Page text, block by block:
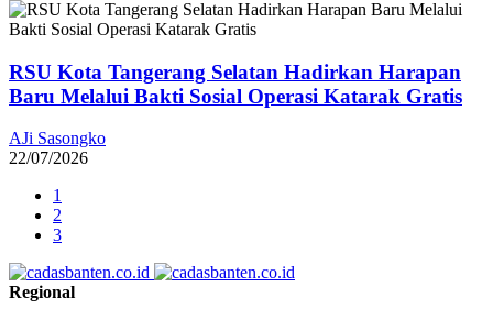
RSU Kota Tangerang Selatan Hadirkan Harapan
Baru Melalui Bakti Sosial Operasi Katarak Gratis
AJi Sasongko
22/07/2026
1
2
3
Regional